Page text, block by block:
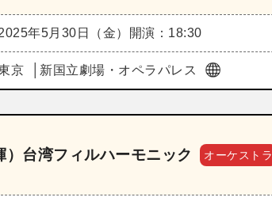
年5月30日（金） 開演：18:30
京 新国立劇場・オペラパレス
）台湾フィルハーモニック オーケストラ